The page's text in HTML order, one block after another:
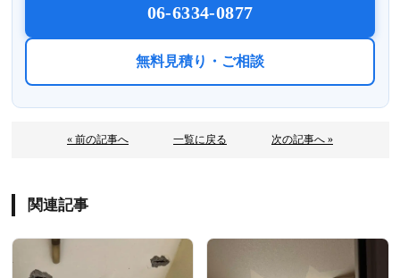
06-6334-0877
無料見積り・ご相談
« 前の記事へ 一覧に戻る 次の記事へ »
関連記事